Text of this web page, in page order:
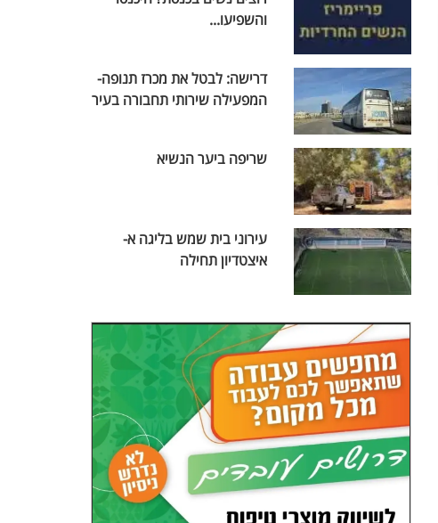
והשפיעו...
דרישה: לבטל את מכרז תנופה-
המפעילה שירותי תחבורה בעיר
שריפה ביער הנשיא
עירוני בית שמש בליגה א-
איצטדיון תחילה